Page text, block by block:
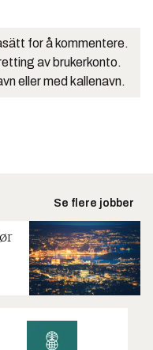
for å kommentere.
av brukerkonto.
eller med kallenavn.
Se flere jobber